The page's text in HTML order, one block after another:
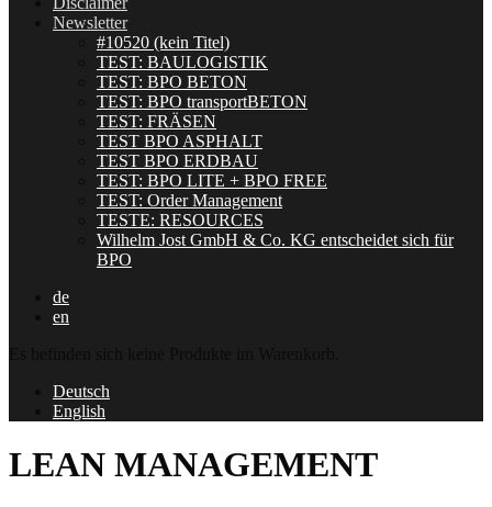
Newsletter
#10520 (kein Titel)
TEST: BAULOGISTIK
TEST: BPO BETON
TEST: BPO transportBETON
TEST: FRÄSEN
TEST BPO ASPHALT
TEST BPO ERDBAU
TEST: BPO LITE + BPO FREE
TEST: Order Management
TESTE: RESOURCES
Wilhelm Jost GmbH & Co. KG entscheidet sich für
BPO
de
en
Deutsch
English
LEAN MANAGEMENT